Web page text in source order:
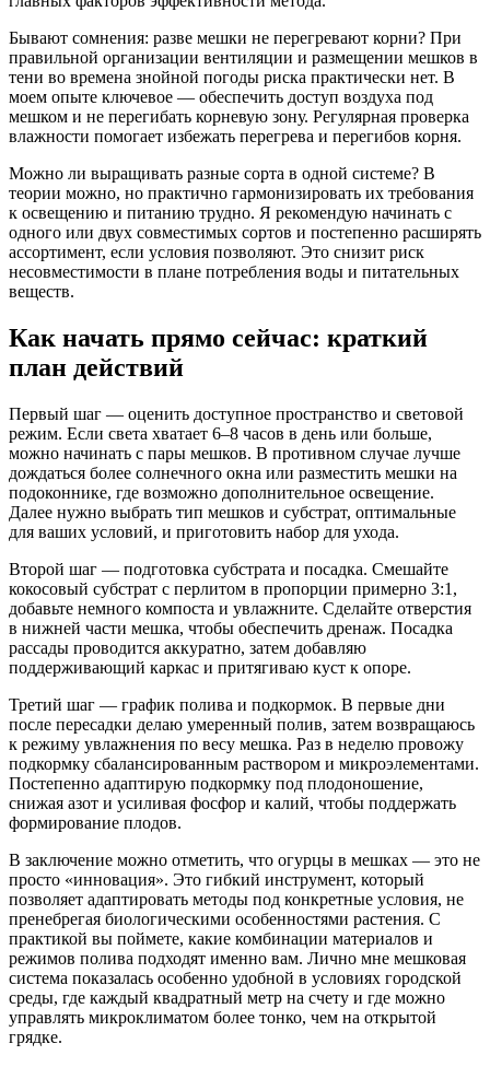
Бывают сомнения: разве мешки не перегревают корни? При
правильной организации вентиляции и размещении мешков в
тени во времена знойной погоды риска практически нет. В
моем опыте ключевое — обеспечить доступ воздуха под
мешком и не перегибать корневую зону. Регулярная проверка
влажности помогает избежать перегрева и перегибов корня.
Можно ли выращивать разные сорта в одной системе? В
теории можно, но практично гармонизировать их требования
к освещению и питанию трудно. Я рекомендую начинать с
одного или двух совместимых сортов и постепенно расширять
ассортимент, если условия позволяют. Это снизит риск
несовместимости в плане потребления воды и питательных
веществ.
Как начать прямо сейчас: краткий
план действий
Первый шаг — оценить доступное пространство и световой
режим. Если света хватает 6–8 часов в день или больше,
можно начинать с пары мешков. В противном случае лучше
дождаться более солнечного окна или разместить мешки на
подоконнике, где возможно дополнительное освещение.
Далее нужно выбрать тип мешков и субстрат, оптимальные
для ваших условий, и приготовить набор для ухода.
Второй шаг — подготовка субстрата и посадка. Смешайте
кокосовый субстрат с перлитом в пропорции примерно 3:1,
добавьте немного компоста и увлажните. Сделайте отверстия
в нижней части мешка, чтобы обеспечить дренаж. Посадка
рассады проводится аккуратно, затем добавляю
поддерживающий каркас и притягиваю куст к опоре.
Третий шаг — график полива и подкормок. В первые дни
после пересадки делаю умеренный полив, затем возвращаюсь
к режиму увлажнения по весу мешка. Раз в неделю провожу
подкормку сбалансированным раствором и микроэлементами.
Постепенно адаптирую подкормку под плодоношение,
снижая азот и усиливая фосфор и калий, чтобы поддержать
формирование плодов.
В заключение можно отметить, что огурцы в мешках — это не
просто «инновация». Это гибкий инструмент, который
позволяет адаптировать методы под конкретные условия, не
пренебрегая биологическими особенностями растения. С
практикой вы поймете, какие комбинации материалов и
режимов полива подходят именно вам. Лично мне мешковая
система показалась особенно удобной в условиях городской
среды, где каждый квадратный метр на счету и где можно
управлять микроклиматом более тонко, чем на открытой
грядке.